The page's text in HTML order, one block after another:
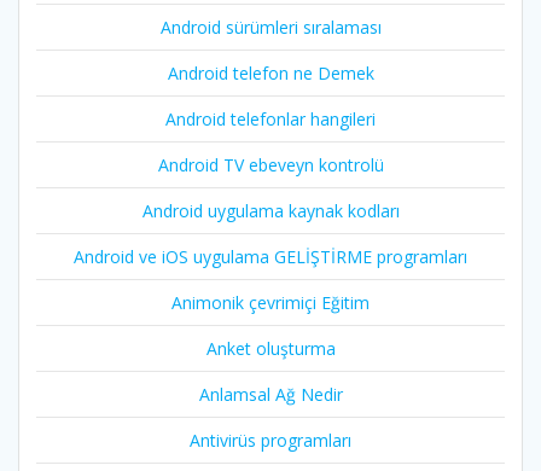
Android sürümleri sıralaması
Android telefon ne Demek
Android telefonlar hangileri
Android TV ebeveyn kontrolü
Android uygulama kaynak kodları
Android ve iOS uygulama GELİŞTİRME programları
Animonik çevrimiçi Eğitim
Anket oluşturma
Anlamsal Ağ Nedir
Antivirüs programları